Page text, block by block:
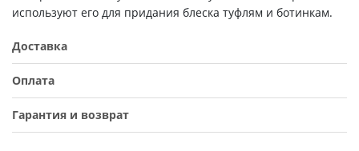
используют его для придания блеска туфлям и ботинкам.
Доставка
Оплата
Гарантия и возврат